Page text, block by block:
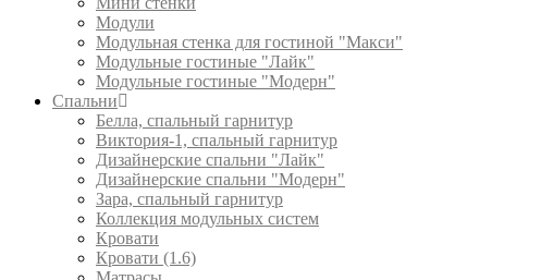
Модули
Модульная стенка для гостиной "Макси"
Модульные гостиные "Лайк"
Модульные гостиные "Модерн"
Спальни
Белла, спальный гарнитур
Виктория-1, спальный гарнитур
Дизайнерские спальни "Лайк"
Дизайнерские спальни "Модерн"
Зара, спальный гарнитур
Коллекция модульных систем
Кровати
Кровати (1.6)